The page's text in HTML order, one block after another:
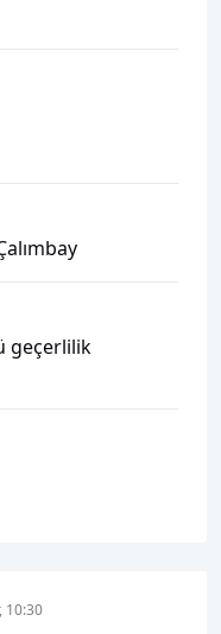
geçerlilik
10:30